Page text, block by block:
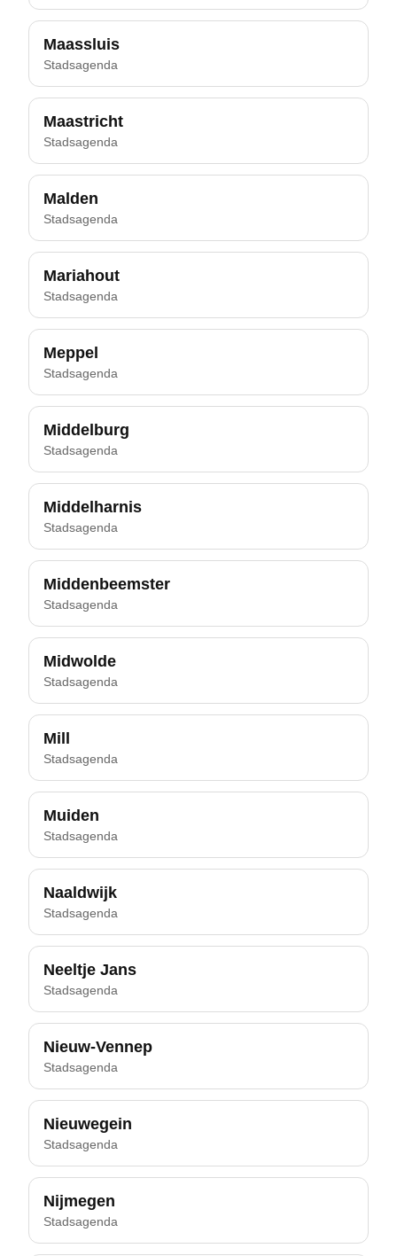
Maassluis
Stadsagenda
Maastricht
Stadsagenda
Malden
Stadsagenda
Mariahout
Stadsagenda
Meppel
Stadsagenda
Middelburg
Stadsagenda
Middelharnis
Stadsagenda
Middenbeemster
Stadsagenda
Midwolde
Stadsagenda
Mill
Stadsagenda
Muiden
Stadsagenda
Naaldwijk
Stadsagenda
Neeltje Jans
Stadsagenda
Nieuw-Vennep
Stadsagenda
Nieuwegein
Stadsagenda
Nijmegen
Stadsagenda